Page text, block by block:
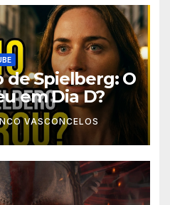
de Spielberg: O
em Dia D?
VASCONCELOS